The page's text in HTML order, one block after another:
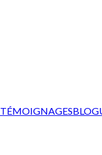
TÉMOIGNAGES